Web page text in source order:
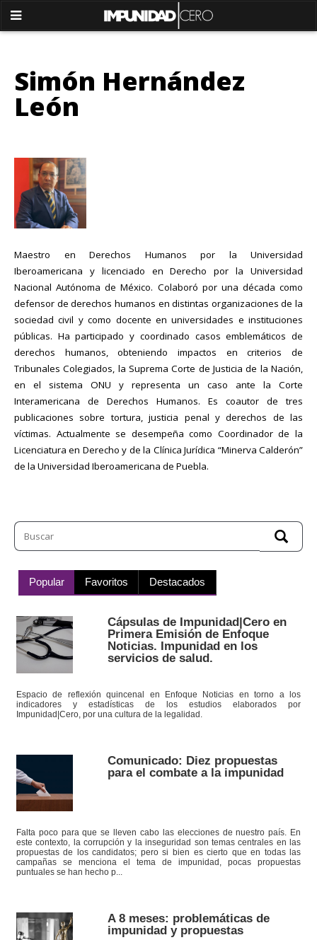
Simón Hernández
León
Maestro en Derechos Humanos por la Universidad
Iberoamericana y licenciado en Derecho por la Universidad
Nacional Autónoma de México. Colaboró por una década como
defensor de derechos humanos en distintas organizaciones de la
sociedad civil y como docente en universidades e instituciones
públicas. Ha participado y coordinado casos emblemáticos de
derechos humanos, obteniendo impactos en criterios de
Tribunales Colegiados, la Suprema Corte de Justicia de la Nación,
en el sistema ONU y representa un caso ante la Corte
Interamericana de Derechos Humanos. Es coautor de tres
publicaciones sobre tortura, justicia penal y derechos de las
víctimas. Actualmente se desempeña como Coordinador de la
Licenciatura en Derecho y de la Clínica Jurídica “Minerva Calderón”
de la Universidad Iberoamericana de Puebla.
Popular Favoritos Destacados
Cápsulas de Impunidad|Cero en
Primera Emisión de Enfoque
Noticias. Impunidad en los
servicios de salud.
Espacio de reflexión quincenal en Enfoque Noticias en torno a los
indicadores y estadísticas de los estudios elaborados por
Impunidad|Cero, por una cultura de la legalidad.
Comunicado: Diez propuestas
para el combate a la impunidad
Falta poco para que se lleven cabo las elecciones de nuestro país. En
este contexto, la corrupción y la inseguridad son temas centrales en las
propuestas de los candidatos; pero si bien es cierto que en todas las
campañas se menciona el tema de impunidad, pocas propuestas
puntuales se han hecho p...
A 8 meses: problemáticas de
impunidad y propuestas